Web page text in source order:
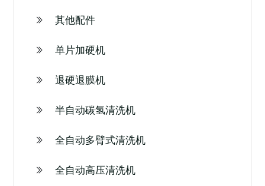
其他配件
单片加硬机
退硬退膜机
半自动碳氢清洗机
全自动多臂式清洗机
全自动高压清洗机